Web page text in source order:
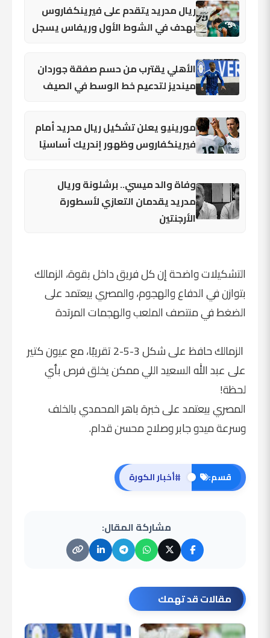
ريال مدريد يتقدم على فيرينكفاروس
بهدف في الشوط الأول وريفاس يسجل
الأهلي يقترب من حسم صفقة جوردان
مينديز لتدعيم خط الوسط في الصيف
مورينيو يعلن تشكيل ريال مدريد أمام
فيرينكفاروس وظهور إندريك أساسيًا
وفاة والد ميسي.. برشلونة وريال
مدريد يقدمان التعازي لأسطورة
الأرجنتين
التشكيلات واضحة إن كل فريق داخل بقوة، الزمالك
بتوازن في الدفاع والهجوم، والمصري بيعتمد على
الضغط في منتصف الملعب والهجمات المرتدة
الزمالك حافظ على شكل 3-5-2 تقريبًا، مع عيون كتير
على عبد الله السعيد اللي ممكن يخلق فرص بأي
لحظة!
المصري بيعتمد على خبرة باهر المحمدي بالخلف
وسرعة ميدو جابر وصلاح محسن قدام.
قسم: #أخبار الكورة
مشاركة المقال:
مقالات قد تهمك